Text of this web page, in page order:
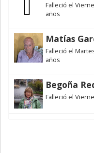
Falleció el
años
Matías
Falleció el
años
Begoña
Falleció el